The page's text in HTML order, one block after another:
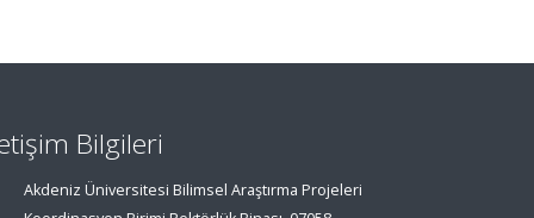
Bilgileri
Akdeniz Üniversitesi Bilimsel Araştırma Projeleri